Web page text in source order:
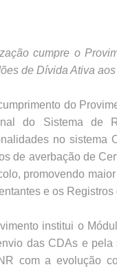
cumpre o
de Dívida Ativa
do
do Sistema de
no sistema
de averbação de
promovendo
e os Registros
institui o
das CDAs e pela
com a evolução